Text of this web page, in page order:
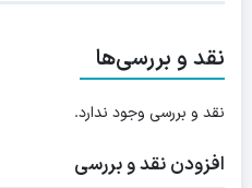
نقد و بررسی‌ها
نقد و بررسی وجود ندارد.
افزودن نقد و بررسی